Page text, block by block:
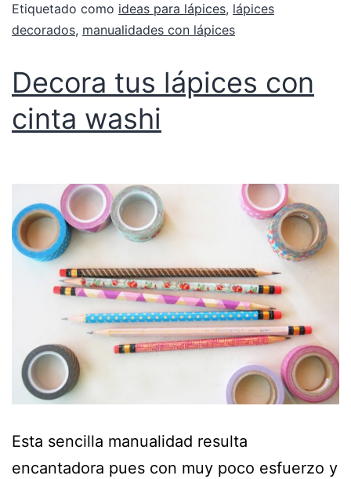
Etiquetado como ideas para lápices, lápices
decorados, manualidades con lápices
Decora tus lápices con
cinta washi
Esta sencilla manualidad resulta
encantadora pues con muy poco esfuerzo y